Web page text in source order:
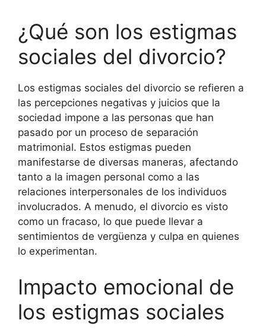
¿Qué son los estigmas
sociales del divorcio?
Los estigmas sociales del divorcio se refieren a
las percepciones negativas y juicios que la
sociedad impone a las personas que han
pasado por un proceso de separación
matrimonial. Estos estigmas pueden
manifestarse de diversas maneras, afectando
tanto a la imagen personal como a las
relaciones interpersonales de los individuos
involucrados. A menudo, el divorcio es visto
como un fracaso, lo que puede llevar a
sentimientos de vergüenza y culpa en quienes
lo experimentan.
Impacto emocional de
los estigmas sociales